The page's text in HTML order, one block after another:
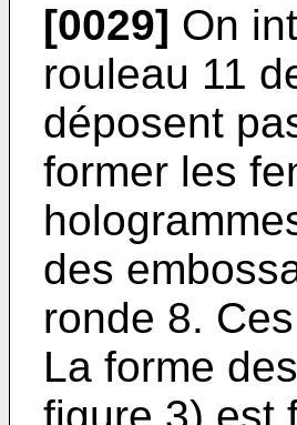
[0029] On
rouleau 11
déposent
former les
des
ronde 8.
La forme